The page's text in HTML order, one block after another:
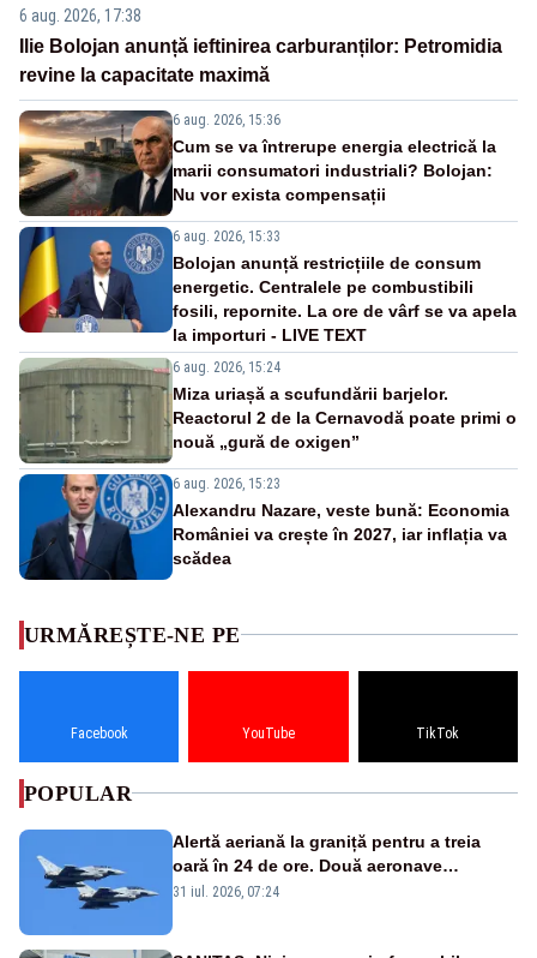
6 aug. 2026, 17:38
Ilie Bolojan anunță ieftinirea carburanților: Petromidia
revine la capacitate maximă
6 aug. 2026, 15:36
Cum se va întrerupe energia electrică la
marii consumatori industriali? Bolojan:
Nu vor exista compensații
6 aug. 2026, 15:33
Bolojan anunță restricțiile de consum
energetic. Centralele pe combustibili
fosili, repornite. La ore de vârf se va apela
la importuri - LIVE TEXT
6 aug. 2026, 15:24
Miza uriașă a scufundării barjelor.
Reactorul 2 de la Cernavodă poate primi o
nouă „gură de oxigen”
6 aug. 2026, 15:23
Alexandru Nazare, veste bună: Economia
României va crește în 2027, iar inflația va
scădea
URMĂREȘTE-NE PE
Facebook YouTube TikTok
POPULAR
Alertă aeriană la graniță pentru a treia
oară în 24 de ore. Două aeronave
Eurofighter britanice au fost ridicate de la
31 iul. 2026, 07:24